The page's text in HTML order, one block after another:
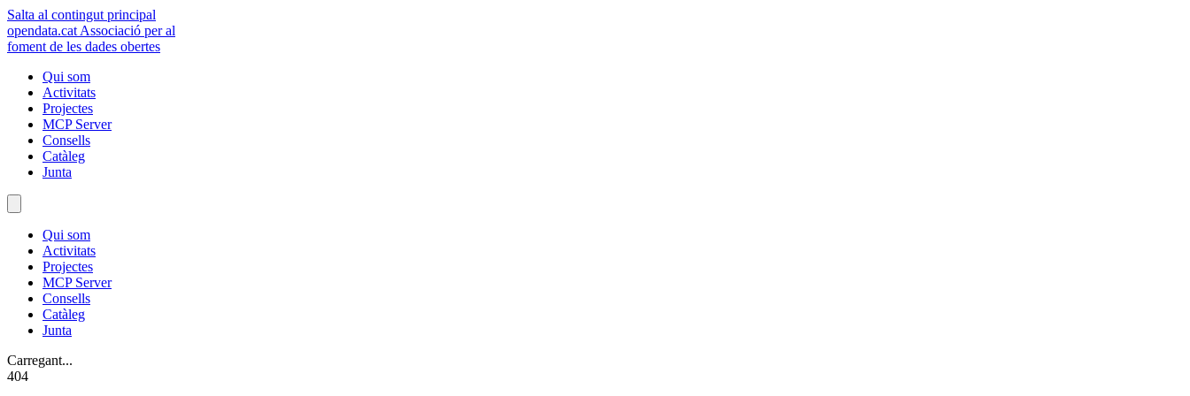
Salta al contingut principal
opendata.cat Associació per al
foment de les dades obertes
Qui som
Activitats
Projectes
MCP Server
Consells
Catàleg
Junta
Qui som
Activitats
Projectes
MCP Server
Consells
Catàleg
Junta
Carregant...
404